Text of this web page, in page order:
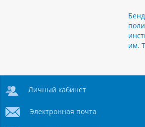
им.
Личный кабинет
Электронная почта